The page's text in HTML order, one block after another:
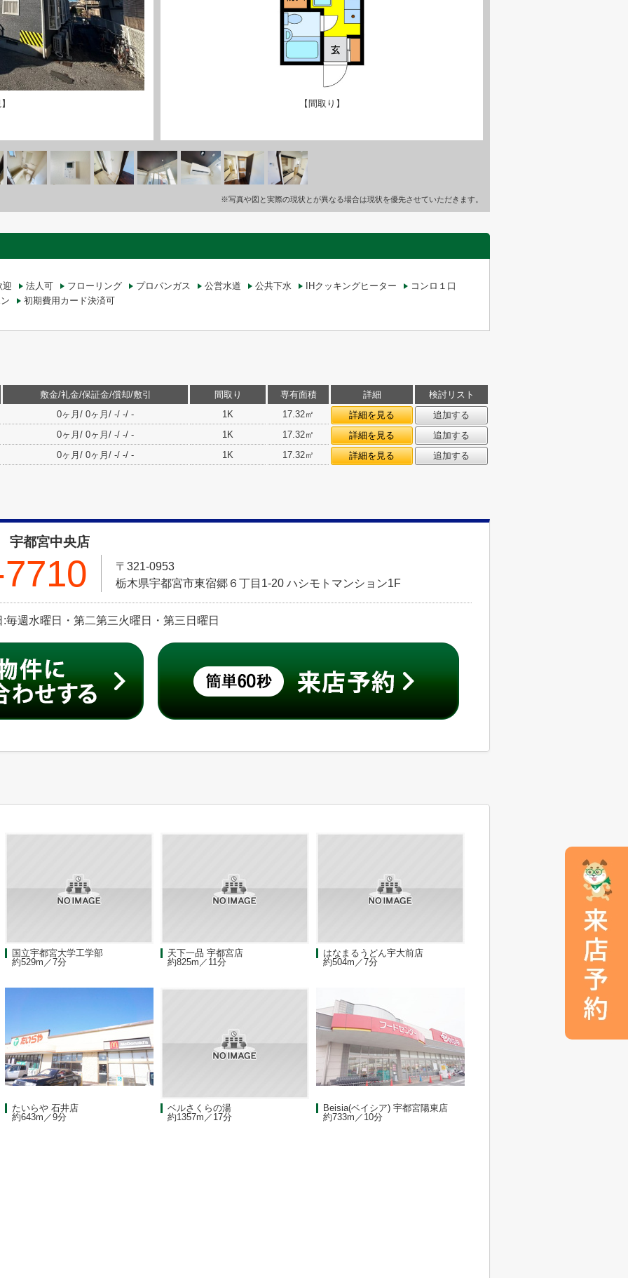
【間取り】
※写真や図と実際の現状とが異なる場合は現状を優先させていただきます。
迎 法人可 フローリング プロパンガス 公営水道 公共下水 IHクッキングヒーター
コンロ１口
初期費用カード決済可
敷金/礼金/保証金/償却/敷引 間取り 専有面積 詳細
検討リスト
0ヶ月/ 0ヶ月/ -/ -/ -
1K 17.32㎡ 詳細を見る
追加する
0ヶ月/ 0ヶ月/ -/ -/ -
1K 17.32㎡ 詳細を見る
追加する
0ヶ月/ 0ヶ月/ -/ -/ -
1K 17.32㎡ 詳細を見る 追加する
宇都宮中央店
〒321-0953
栃木県宇都宮市東宿郷６丁目1-20 ハシモトマンション1F
週水曜日・第二第三火曜日・第三日曜日
国立宇都宮大学工学部
約529m／7分
天下一品 宇都宮店
約825m／11分
はなまるうどん宇大前店
約504m／7分
たいらや 石井店
約643m／9分
ベルさくらの湯
約1357m／17分
Beisia(ベイシア) 宇都宮陽東店
約733m／10分